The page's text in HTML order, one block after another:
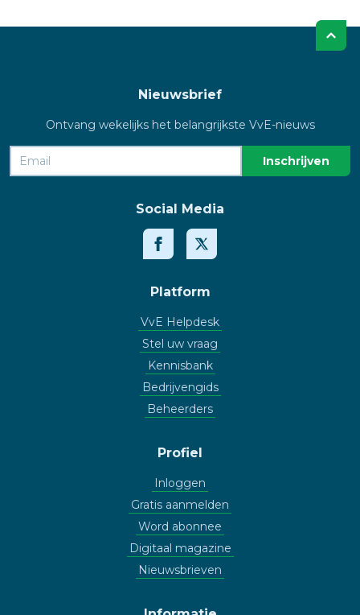
Nieuwsbrief
Ontvang wekelijks het belangrijkste VvE-nieuws
Social Media
Platform
VvE Helpdesk
Stel uw vraag
Kennisbank
Bedrijvengids
Beheerders
Profiel
Inloggen
Gratis aanmelden
Word abonnee
Digitaal magazine
Nieuwsbrieven